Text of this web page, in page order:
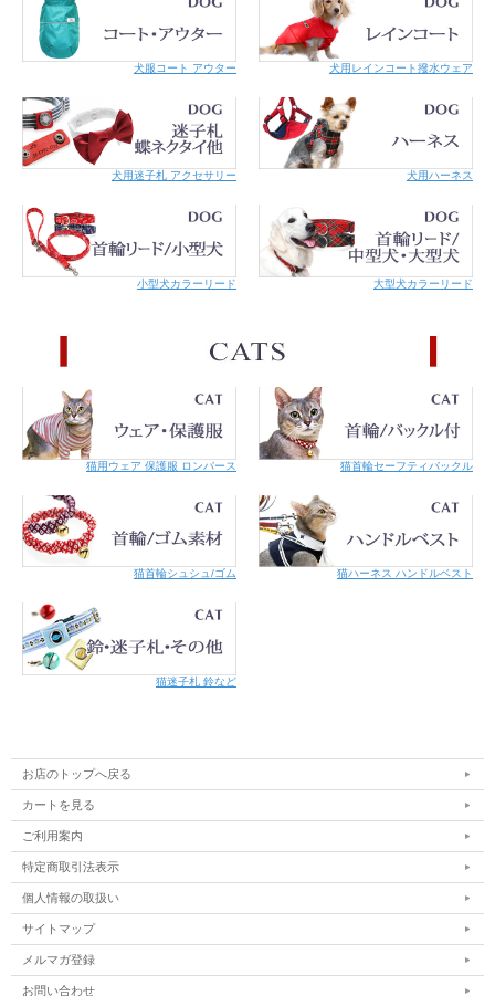
犬服コート アウター 犬用レインコート撥水ウェア
犬用迷子札 アクセサリー 犬用ハーネス
小型犬カラーリード 大型犬カラーリード
猫用ウェア 保護服 ロンパース 猫首輪セーフティバックル
猫首輪シュシュ/ゴム 猫ハーネス ハンドルベスト
猫迷子札 鈴など
お店のトップへ戻る
カートを見る
ご利用案内
特定商取引法表示
個人情報の取扱い
サイトマップ
メルマガ登録
お問い合わせ